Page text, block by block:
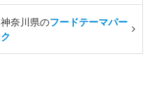
神奈川県のフードテーマパー
ク